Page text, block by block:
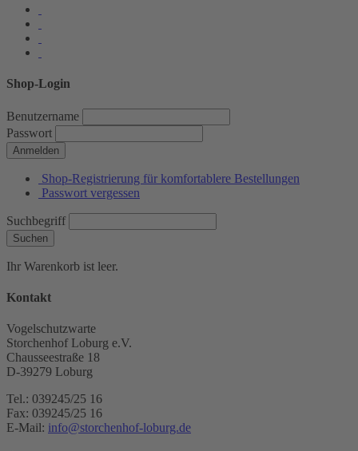
Shop-Login
Benutzername
Passwort
Anmelden
Shop-Registrierung für komfortablere Bestellungen
Passwort vergessen
Suchbegriff
Suchen
Ihr Warenkorb ist leer.
Kontakt
Vogelschutzwarte
Storchenhof Loburg e.V.
Chausseestraße 18
D-39279 Loburg
Tel.: 039245/25 16
Fax: 039245/25 16
E-Mail: info@storchenhof-loburg.de